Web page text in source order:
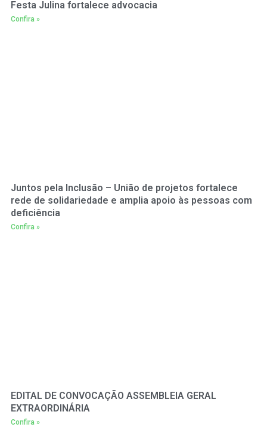
Festa Julina fortalece advocacia
Confira »
Juntos pela Inclusão – União de projetos fortalece
rede de solidariedade e amplia apoio às pessoas com
deficiência
Confira »
EDITAL DE CONVOCAÇÃO ASSEMBLEIA GERAL
EXTRAORDINÁRIA
Confira »